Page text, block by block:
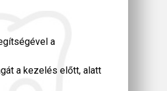
a
a kezelés előtt, alatt